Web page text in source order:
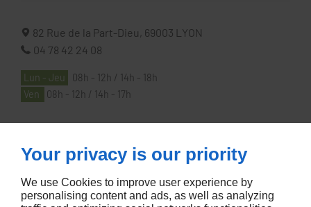
82 Rue de la Part-Dieu, 69003
LYON
04 78 42 24 08
Lun - Jeu
08h - 12h / 14h - 18h
Ven
08h - 12h / 14h - 17h
À PROPOS
Accueil
Your privacy is our priority
We use Cookies to improve user experience by
personalising content and ads, as well as analyzing